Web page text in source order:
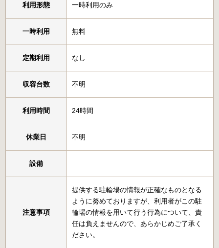
利用形態 一時利用のみ
一時利用 無料
定期利用 なし
収容台数 不明
利用時間 24時間
休業日 不明
設備
注意事項
提供する駐輪場の情報が正確なものとなる
ように努めておりますが、利用者がこの駐
輪場の情報を用いて行う行為について、責
任は負えませんので、あらかじめご了承く
ださい。